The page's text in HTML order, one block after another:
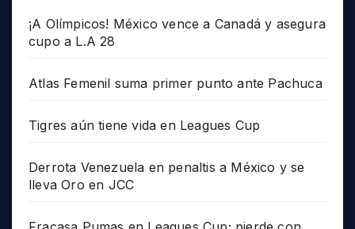
¡A Olímpicos! México vence a Canadá y asegura
cupo a L.A 28
Atlas Femenil suma primer punto ante Pachuca
Tigres aún tiene vida en Leagues Cup
Derrota Venezuela en penaltis a México y se
lleva Oro en JCC